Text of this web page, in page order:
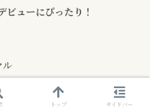
ューにぴったり！
ル
てます
トップ サイドバー